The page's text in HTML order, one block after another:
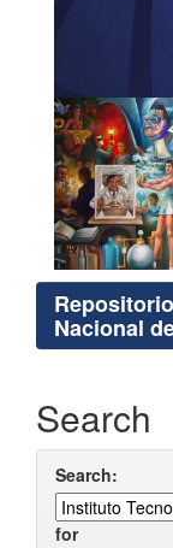
Nacional
Search
Search:
for